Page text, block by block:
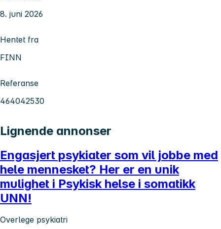
8. juni 2026
Hentet fra
FINN
Referanse
464042530
Lignende annonser
Engasjert psykiater som vil jobbe med
hele mennesket? Her er en unik
mulighet i Psykisk helse i somatikk
UNN!
Overlege psykiatri